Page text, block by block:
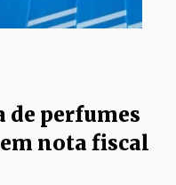
de perfumes
nota fiscal